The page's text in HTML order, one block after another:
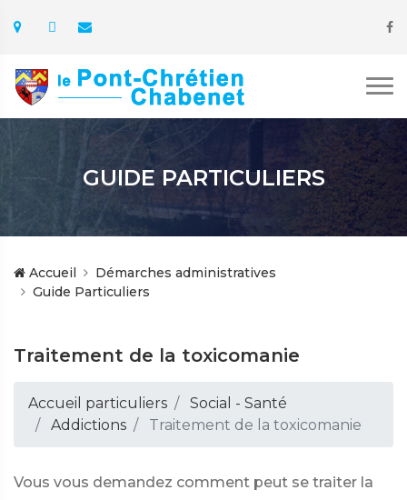
GUIDE PARTICULIERS
Accueil
Démarches administratives
Guide Particuliers
Traitement de la toxicomanie
Accueil particuliers
Social - Santé
Addictions
Traitement de la toxicomanie
Vous vous demandez comment peut se traiter la